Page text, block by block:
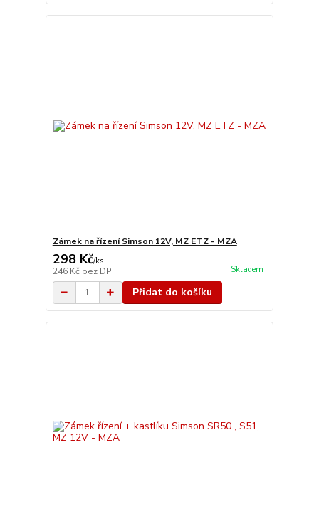
Zámek na řízení Simson 12V, MZ ETZ - MZA
298 Kč/ks
246 Kč bez DPH Skladem
Přidat do košíku